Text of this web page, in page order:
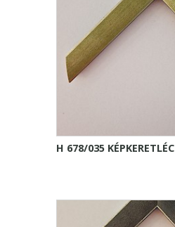
H 678/035 KÉPKERETLÉC